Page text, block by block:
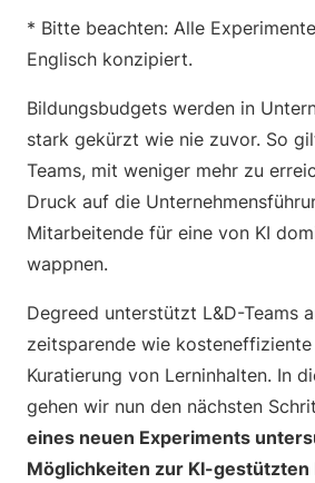
* Bitte beachten: Alle
Englisch konzipiert.
Bildungsbudgets werden in
stark gekürzt wie nie zuvor. So
Teams, mit weniger mehr zu
Druck auf die
Mitarbeitende für eine von KI
wappnen.
Degreed unterstützt L&D-Teams
zeitsparende wie
Kuratierung von Lerninhalten. In
gehen wir nun den nächsten
eines neuen Experiments
Möglichkeiten zur KI-gestützten